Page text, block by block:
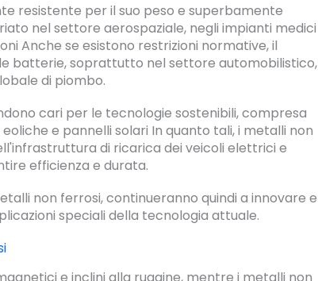
resistente per il suo peso e superbamente
nel settore aerospaziale, negli impianti medici
Anche se esistono restrizioni normative, il
batterie, soprattutto nel settore automobilistico,
di piombo.
cari per le tecnologie sostenibili, compresa
e pannelli solari In quanto tali, i metalli non
di ricarica dei veicoli elettrici e
efficienza e durata.
non ferrosi, continueranno quindi a innovare e
speciali della tecnologia attuale.